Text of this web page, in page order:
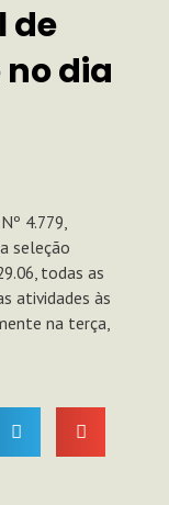
de
dia
4.779,
seleção
todas as
atividades às
na terça,